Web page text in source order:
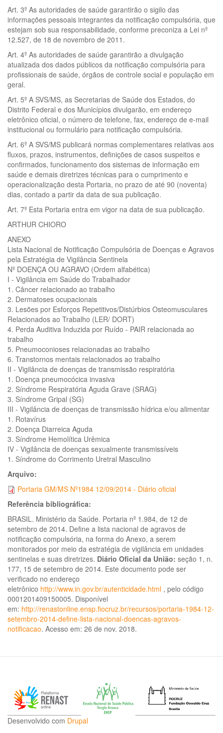
Art. 3º As autoridades de saúde garantirão o sigilo das
informações pessoais integrantes da notificação compulsória, que
estejam sob sua responsabilidade, conforme preconiza a Lei nº
12.527, de 18 de novembro de 2011.
Art. 4º As autoridades de saúde garantirão a divulgação
atualizada dos dados públicos da notificação compulsória para
profissionais de saúde, órgãos de controle social e população em
geral.
Art. 5º A SVS/MS, as Secretarias de Saúde dos Estados, do
Distrito Federal e dos Municípios divulgarão, em endereço
eletrônico oficial, o número de telefone, fax, endereço de e-mail
institucional ou formulário para notificação compulsória.
Art. 6º A SVS/MS publicará normas complementares relativas aos
fluxos, prazos, instrumentos, definições de casos suspeitos e
confirmados, funcionamento dos sistemas de informação em
saúde e demais diretrizes técnicas para o cumprimento e
operacionalização desta Portaria, no prazo de até 90 (noventa)
dias, contado a partir da data de sua publicação.
Art. 7º Esta Portaria entra em vigor na data de sua publicação.
ARTHUR CHIORO
ANEXO
Lista Nacional de Notificação Compulsória de Doenças e Agravos
pela Estratégia de Vigilância Sentinela
Nº DOENÇA OU AGRAVO (Ordem alfabética)
I - Vigilância em Saúde do Trabalhador
1. Câncer relacionado ao trabalho
2. Dermatoses ocupacionais
3. Lesões por Esforços Repetitivos/Distúrbios Osteomusculares
Relacionados ao Trabalho (LER/ DORT)
4. Perda Auditiva Induzida por Ruído - PAIR relacionada ao
trabalho
5. Pneumoconioses relacionadas ao trabalho
6. Transtornos mentais relacionados ao trabalho
II - Vigilância de doenças de transmissão respiratória
1. Doença pneumocócica invasiva
2. Síndrome Respiratória Aguda Grave (SRAG)
3. Síndrome Gripal (SG)
III - Vigilância de doenças de transmissão hídrica e/ou alimentar
1. Rotavírus
2. Doença Diarreica Aguda
3. Síndrome Hemolítica Urêmica
IV - Vigilância de doenças sexualmente transmissíveis
1. Síndrome do Corrimento Uretral Masculino
Arquivo:
Portaria GM/MS Nº1984 12/09/2014 - Diário oficial
Referência bibliográfica:
BRASIL. Ministério da Saúde. Portaria nº 1.984, de 12 de
setembro de 2014. Define a lista nacional de agravos de
notificação compulsória, na forma do Anexo, a serem
monitorados por meio da estratégia de vigilância em unidades
sentinelas e suas diretrizes. Diário Oficial da União: seção 1, n.
177, 15 de setembro de 2014. Este documento pode ser
verificado no endereço
eletrônico http://www.in.gov.br/autenticidade.html , pelo código
0001201409150005. Disponível
em: http://renastonline.ensp.fiocruz.br/recursos/portaria-1984-12-
setembro-2014-define-lista-nacional-doencas-agravos-
notificacao. Acesso em: 26 de nov. 2018.
Desenvolvido com Drupal